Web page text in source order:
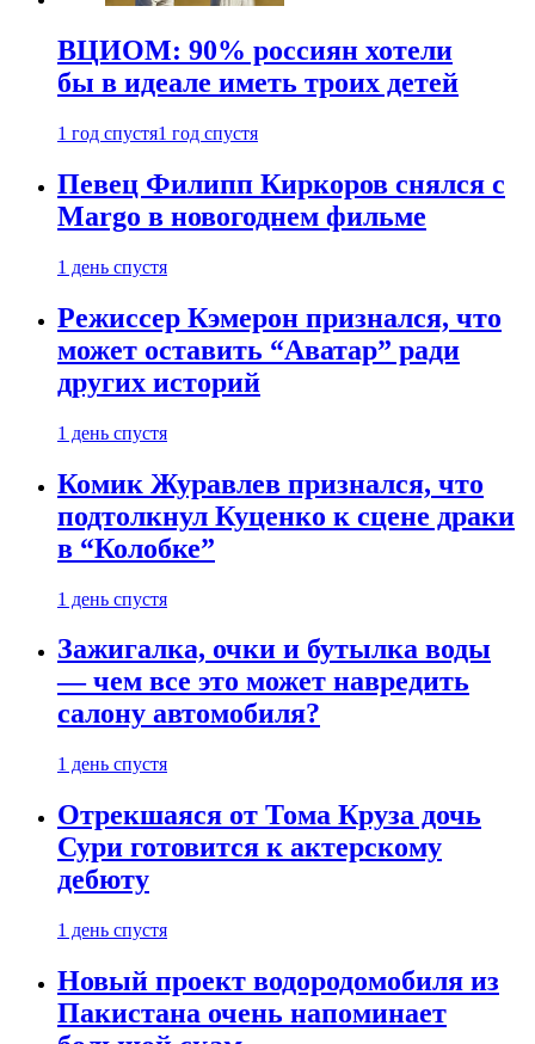
ВЦИОМ: 90% россиян хотели
бы в идеале иметь троих детей
1 год спустя1 год спустя
Певец Филипп Киркоров снялся с
Margo в новогоднем фильме
1 день спустя
Режиссер Кэмерон признался, что
может оставить “Аватар” ради
других историй
1 день спустя
Комик Журавлев признался, что
подтолкнул Куценко к сцене драки
в “Колобке”
1 день спустя
Зажигалка, очки и бутылка воды
— чем все это может навредить
салону автомобиля?
1 день спустя
Отрекшаяся от Тома Круза дочь
Сури готовится к актерскому
дебюту
1 день спустя
Новый проект водородомобиля из
Пакистана очень напоминает